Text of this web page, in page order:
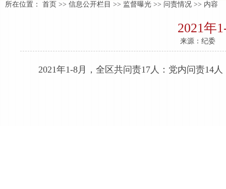
所在位置： 首页 >> 信息公开栏目 >> 监督曝光 >> 问责情况 >> 内容
2021年
来源：纪委
2021年1-8月，全区共问责17人：党内问责14